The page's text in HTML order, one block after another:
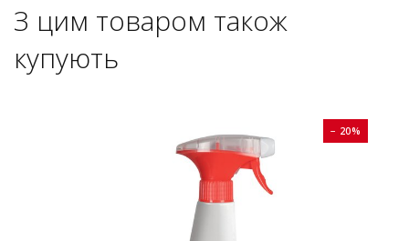
З цим товаром також
купують
− 20%